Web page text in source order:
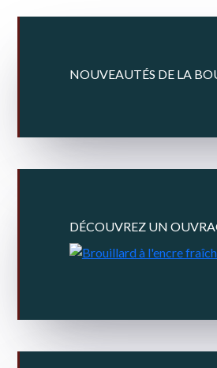
NOUVEAUTÉS DE LA
DÉCOUVREZ UN